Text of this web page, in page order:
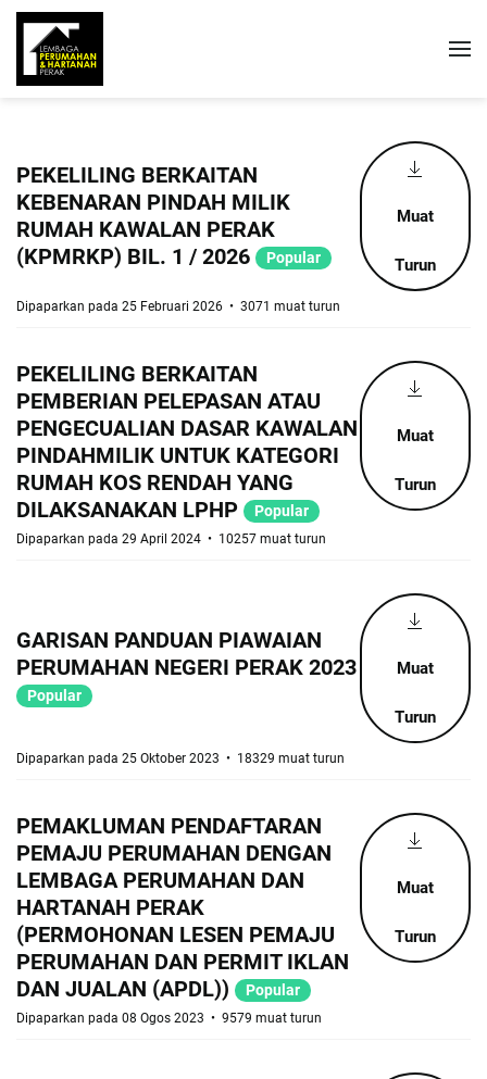
PEKELILING BERKAITAN
KEBENARAN PINDAH MILIK
RUMAH KAWALAN PERAK
(KPMRKP) BIL. 1 / 2026
Popular
Muat
Turun
Dipaparkan pada 25 Februari 2026 3071 muat turun
PEKELILING BERKAITAN
PEMBERIAN PELEPASAN ATAU
PENGECUALIAN DASAR KAWALAN
PINDAHMILIK UNTUK KATEGORI
RUMAH KOS RENDAH YANG
DILAKSANAKAN LPHP
Popular
Muat
Turun
Dipaparkan pada 29 April 2024 10257 muat turun
GARISAN PANDUAN PIAWAIAN
PERUMAHAN NEGERI PERAK 2023
Popular
Muat
Turun
Dipaparkan pada 25 Oktober 2023 18329 muat turun
PEMAKLUMAN PENDAFTARAN
PEMAJU PERUMAHAN DENGAN
LEMBAGA PERUMAHAN DAN
HARTANAH PERAK
(PERMOHONAN LESEN PEMAJU
PERUMAHAN DAN PERMIT IKLAN
DAN JUALAN (APDL))
Popular
Muat
Turun
Dipaparkan pada 08 Ogos 2023 9579 muat turun